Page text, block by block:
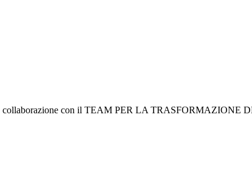
collaborazione con il TEAM PER LA TRASFORMAZIONE